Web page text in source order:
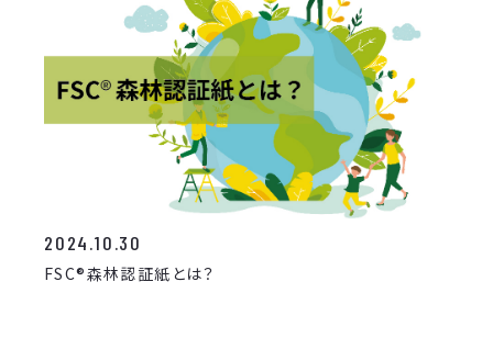
2024.10.30
FSC®森林認証紙とは？